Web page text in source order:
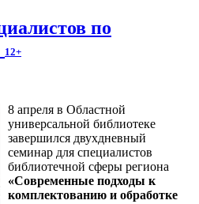
по
12+
8 апреля в Областной
универсальной библиотеке
завершился двухдневный
семинар для специалистов
библиотечной сферы региона
«Современные подходы к
комплектованию и обработке